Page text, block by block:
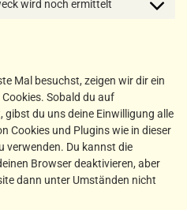
service
wird noch ermittelt
Consent
Mal besuchst, zeigen wir dir ein
Sobald du auf
gibst du uns deine Einwilligung alle
Cookies und Plugins wie in dieser
verwenden. Du kannst die
Browser deaktivieren, aber
dann unter Umständen nicht